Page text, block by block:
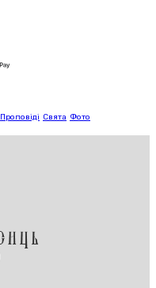
Проповіді Свята Фото